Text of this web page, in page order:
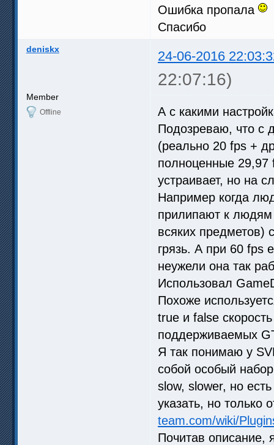
Ошибка пропала
Спасибо
deniskx 24-06-2016
22:07:16)
Member
Offline
А с какими
Подозреваю, что с
(реально 20 fps +
полноценные 29,97
устраивает, но на
Например когда
прилипают к людям
всяких предметов)
грязь. А при 60 fps
неужели она так
Использовал
Похоже
true и false
поддерживаемых
Я так понимаю у
собой особый
slow, slower, но
указать, но только
team.com/wiki/
Почитав описание,